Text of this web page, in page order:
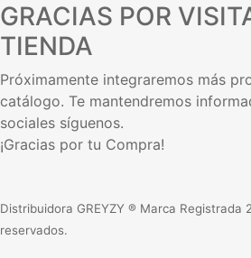
GRACIAS POR
TIENDA
Próximamente integraremos más
catálogo. Te mantendremos
sociales síguenos.
¡Gracias por tu Compra!
Distribuidora GREYZY ® Marca Registrada
reservados.